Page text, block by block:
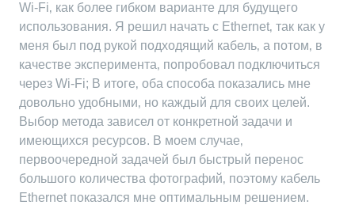
Wi-Fi‚ как более гибком варианте для будущего
использования. Я решил начать с Ethernet‚ так как у
меня был под рукой подходящий кабель‚ а потом‚ в
качестве эксперимента‚ попробовал подключиться
через Wi-Fi; В итоге‚ оба способа показались мне
довольно удобными‚ но каждый для своих целей.
Выбор метода зависел от конкретной задачи и
имеющихся ресурсов. В моем случае‚
первоочередной задачей был быстрый перенос
большого количества фотографий‚ поэтому кабель
Ethernet показался мне оптимальным решением.